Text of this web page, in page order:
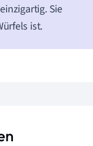
Sie
ist.